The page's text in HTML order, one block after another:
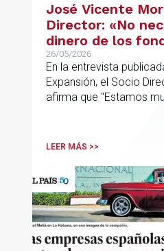
José Vicente
Director: «No
dinero de los
desarrollar
proyecto»
26/05/2026
En la entrevista
Expansión, el Socio
afirma que "Estamos
tenemos y ese es el
LEER MÁS >>